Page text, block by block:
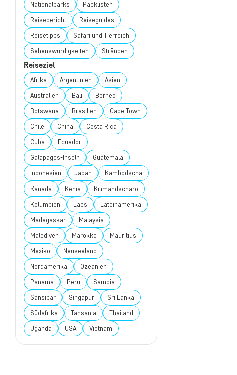
Nationalparks Packlisten
Reisebericht Reiseguides
Reisetipps Safari und Tierreich
Sehenswürdigkeiten Stränden
Reiseziel
Afrika Argentinien Asien
Australien Bali Borneo
Botswana Brasilien Cape Town
Chile China Costa Rica
Cuba Ecuador
Galapagos-Inseln Guatemala
Indonesien Japan Kambodscha
Kanada Kenia Kilimandscharo
Kolumbien Laos Lateinamerika
Madagaskar Malaysia
Malediven Marokko Mauritius
Mexiko Neuseeland
Nordamerika Ozeanien
Panama Peru Sambia
Sansibar Singapur Sri Lanka
Südafrika Tansania Thailand
Uganda USA Vietnam